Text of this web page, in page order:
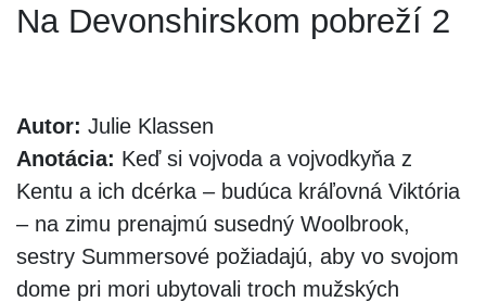
Na Devonshirskom pobreží 2
Autor: Julie Klassen
Anotácia: Keď si vojvoda a vojvodkyňa z
Kentu a ich dcérka – budúca kráľovná Viktória
– na zimu prenajmú susedný Woolbrook,
sestry Summersové požiadajú, aby vo svojom
dome pri mori ubytovali troch mužských